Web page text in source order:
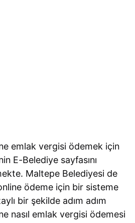
emlak vergisi ödemek için
E-Belediye sayfasını
Maltepe Belediyesi de
ödeme için bir sisteme
bir şekilde adım adım
nasıl emlak vergisi ödemesi